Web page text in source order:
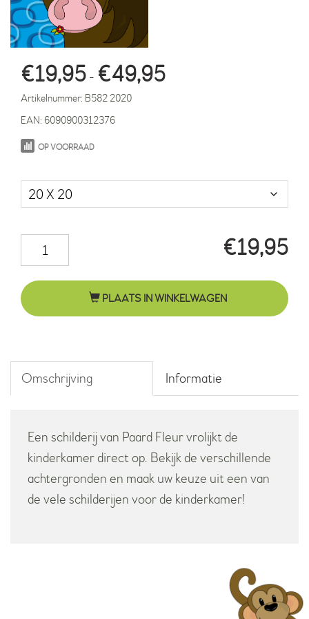
€19,95 - €49,95
Artikelnummer: B582 2020
EAN: 6090900312376
OP VOORRAAD
€19,95
Fleur
blauwe
ringen PLAATS IN WINKELWAGEN
Omschrijving Informatie
Een schilderij van Paard Fleur vrolijkt de
kinderkamer direct op. Bekijk de verschillende
achtergronden en maak uw keuze uit een van
de vele schilderijen voor de kinderkamer!